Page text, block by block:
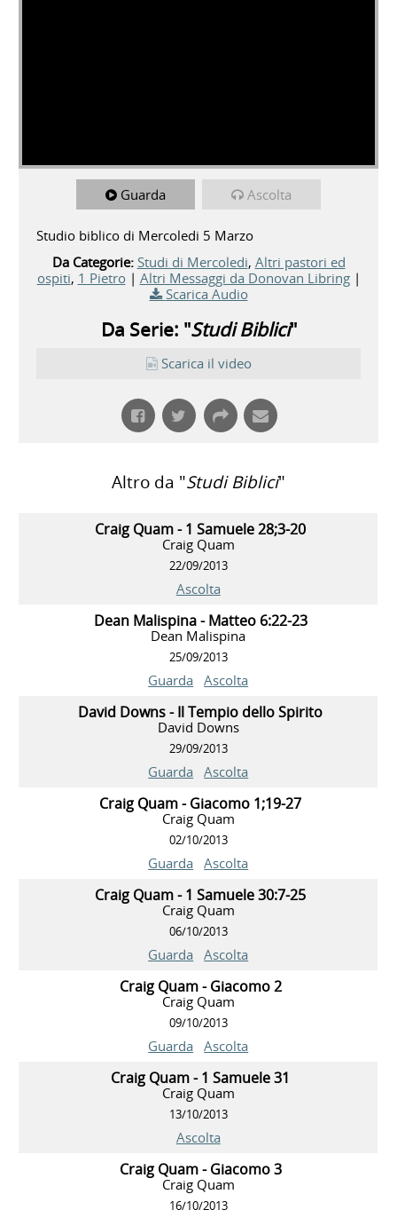
Guarda Ascolta
Studio biblico di Mercoledi 5 Marzo
Da Categorie: Studi di Mercoledi, Altri pastori ed
ospiti, 1 Pietro| Altri Messaggi da Donovan Libring|
Scarica Audio
Da Serie: "Studi Biblici"
Scarica il video
Altro da "Studi Biblici"
Craig Quam - 1 Samuele 28;3-20
Craig Quam
22/09/2013
Ascolta
Dean Malispina - Matteo 6:22-23
Dean Malispina
25/09/2013
Guarda Ascolta
David Downs - Il Tempio dello Spirito
David Downs
29/09/2013
Guarda Ascolta
Craig Quam - Giacomo 1;19-27
Craig Quam
02/10/2013
Guarda Ascolta
Craig Quam - 1 Samuele 30:7-25
Craig Quam
06/10/2013
Guarda Ascolta
Craig Quam - Giacomo 2
Craig Quam
09/10/2013
Guarda Ascolta
Craig Quam - 1 Samuele 31
Craig Quam
13/10/2013
Ascolta
Craig Quam - Giacomo 3
Craig Quam
16/10/2013